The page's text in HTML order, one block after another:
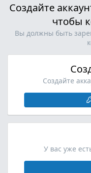
Создайте
чтобы
Вы должны быть
Создайте
У вас уже